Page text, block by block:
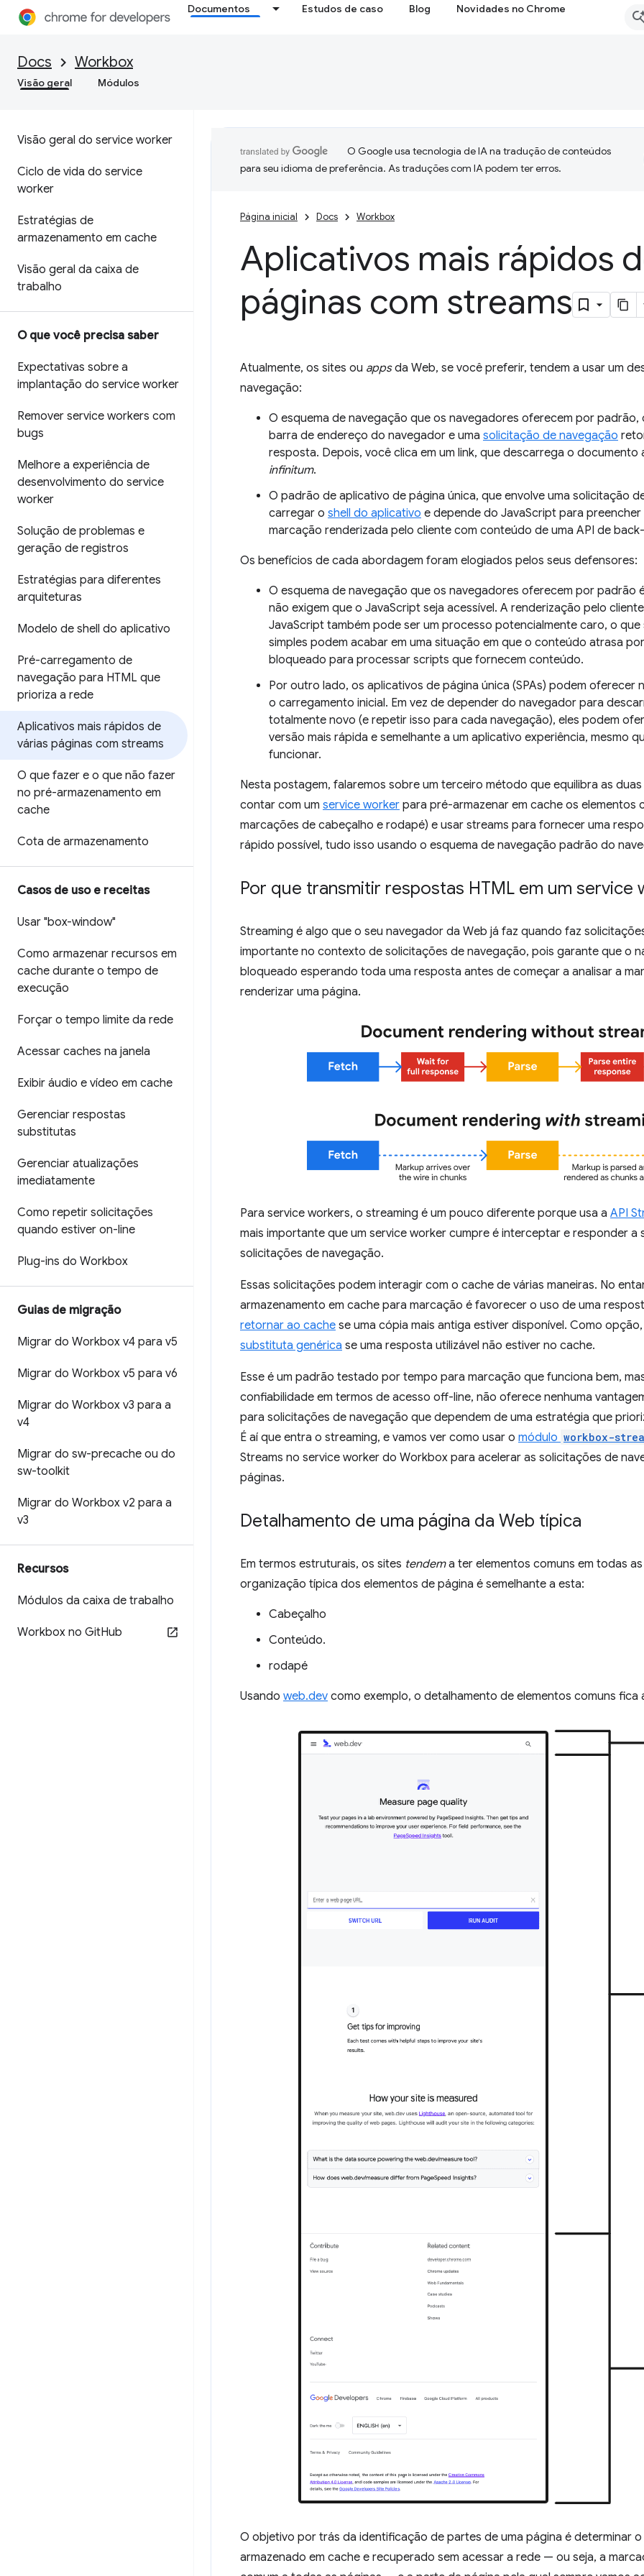
Documentos Estudos de caso Blog Novidades no Chrome
Docs Workbox
Visão geral Módulos
Visão geral do service worker
Ciclo de vida do service
worker
Estratégias de
armazenamento em cache
Visão geral da caixa de
trabalho
O que você precisa saber
Expectativas sobre a
implantação do service worker
Remover service workers com
bugs
Melhore a experiência de
desenvolvimento do service
worker
Solução de problemas e
geração de registros
Estratégias para diferentes
arquiteturas
Modelo de shell do aplicativo
Pré-carregamento de
navegação para HTML que
prioriza a rede
Aplicativos mais rápidos de
várias páginas com streams
O que fazer e o que não fazer
no pré-armazenamento em
cache
Cota de armazenamento
Casos de uso e receitas
Usar "box-window"
Como armazenar recursos em
cache durante o tempo de
execução
Forçar o tempo limite da rede
Acessar caches na janela
Exibir áudio e vídeo em cache
Gerenciar respostas
substitutas
Gerenciar atualizações
imediatamente
Como repetir solicitações
quando estiver on-line
Plug-ins do Workbox
Guias de migração
Migrar do Workbox v4 para v5
Migrar do Workbox v5 para v6
Migrar do Workbox v3 para a
v4
Migrar do sw-precache ou do
sw-toolkit
Migrar do Workbox v2 para a
v3
Recursos
Módulos da caixa de trabalho
Workbox no GitHub
O Google usa tecnologia de IA na tradução de conteúdos
para seu idioma de preferência. As traduções com IA podem ter erros.
Página inicial Docs Workbox
Aplicativos mais rápidos
páginas com streams
Atualmente, os sites ou appsda Web, se você preferir, tendem a usar um
navegação:
O esquema de navegação que os navegadores oferecem por padrão,
barra de endereço do navegador e uma solicitação de navegação
resposta. Depois, você clica em um link, que descarrega o documento
infinitum.
O padrão de aplicativo de página única, que envolve uma solicitação
carregar o shell do aplicativo e depende do JavaScript para
marcação renderizada pelo cliente com conteúdo de uma API de
Os benefícios de cada abordagem foram elogiados pelos seus defensores:
O esquema de navegação que os navegadores oferecem por padrão
não exigem que o JavaScript seja acessível. A renderização pelo
JavaScript também pode ser um processo potencialmente caro, o
simples podem acabar em uma situação em que o conteúdo atrasa
bloqueado para processar scripts que fornecem conteúdo.
Por outro lado, os aplicativos de página única (SPAs) podem oferecer
o carregamento inicial. Em vez de depender do navegador para
totalmente novo (e repetir isso para cada navegação), eles podem
versão mais rápida e semelhante a um aplicativo experiência, mesmo
funcionar.
Nesta postagem, falaremos sobre um terceiro método que equilibra as
contar com um service worker para pré-armazenar em cache os elementos
marcações de cabeçalho e rodapé) e usar streams para fornecer uma
rápido possível, tudo isso usando o esquema de navegação padrão do
Por que transmitir respostas HTML em um service
Streaming é algo que o seu navegador da Web já faz quando faz
importante no contexto de solicitações de navegação, pois garante que o
bloqueado esperando toda uma resposta antes de começar a analisar a
renderizar uma página.
Para service workers, o streaming é um pouco diferente porque usa a API
mais importante que um service worker cumpre é interceptar e responder a
solicitações de navegação.
Essas solicitações podem interagir com o cache de várias maneiras. No
armazenamento em cache para marcação é favorecer o uso de uma
retornar ao cache se uma cópia mais antiga estiver disponível. Como opção,
substituta genérica se uma resposta utilizável não estiver no cache.
Esse é um padrão testado por tempo para marcação que funciona bem,
confiabilidade em termos de acesso off-line, não oferece nenhuma
para solicitações de navegação que dependem de uma estratégia que
É aí que entra o streaming, e vamos ver como usar o módulo workbox-
Streams no service worker do Workbox para acelerar as solicitações de
páginas.
Detalhamento de uma página da Web típica
Em termos estruturais, os sites tendema ter elementos comuns em todas as
organização típica dos elementos de página é semelhante a esta:
Cabeçalho
Conteúdo.
rodapé
Usando web.dev como exemplo, o detalhamento de elementos comuns fica
O objetivo por trás da identificação de partes de uma página é determinar
armazenado em cache e recuperado sem acessar a rede — ou seja, a